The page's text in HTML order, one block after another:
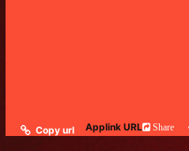
Copy url Applink URL Share